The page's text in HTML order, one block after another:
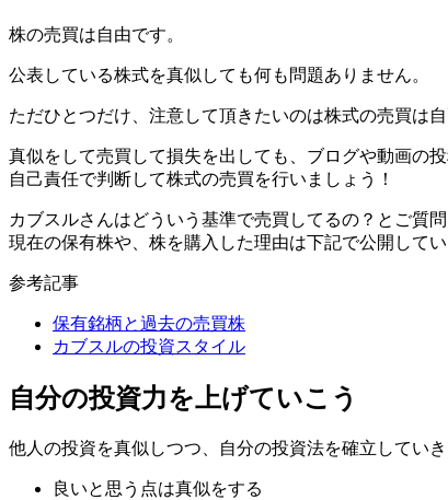
株の売買は自由です。
公表している株式を真似しても何も問題ありません。
ただひとつだけ、注意して頂きたいのは株式の売買は
真似をして売買して損失を出しても、ブログや動画の
自己責任で判断して株式の売買を行いましょう！
カブスルさんはどういう基準で売買してるの？とご質
現在の保有株や、株を購入した理由は下記で公開してい
参考記事
保有銘柄と過去の売買株
カブスルの投資スタイル
自分の投資力を上げていこう
他人の投資を真似しつつ、自分の投資法を確立していき
良いと思う点は真似をする